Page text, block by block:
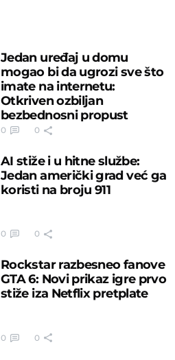
Jedan uređaj u domu
mogao bi da ugrozi sve što
imate na internetu:
Otkriven ozbiljan
bezbednosni propust
0 0
AI stiže i u hitne službe:
Jedan američki grad već ga
koristi na broju 911
0 0
Rockstar razbesneo fanove
GTA 6: Novi prikaz igre prvo
stiže iza Netflix pretplate
0 0